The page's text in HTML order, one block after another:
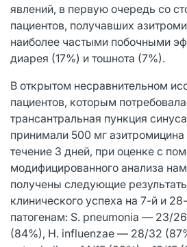
явлений, в первую очередь со
пациентов, получавших
наиболее частыми побочными
диарея (17%) и тошнота (7%).
В открытом несравнительном
пациентов, которым
трансантральная пункция
принимали 500 мг азитромицина
течение 3 дней, при оценке с
модифицированного анализа
получены следующие
клинического успеха на 7-й и
патогенам: S. pneumonia — 23/
(84%), H. influenzae — 28/32